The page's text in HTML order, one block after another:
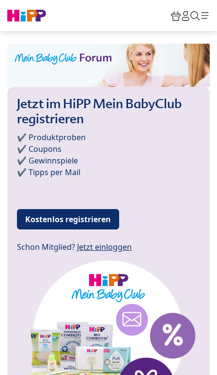
HiPP
Jetzt im HiPP Mein BabyClub
registrieren
✔️ Produktproben
✔️ Coupons
✔️ Gewinnspiele
✔️ Tipps per Mail
Kostenlos registrieren
Schon Mitglied? Jetzt einloggen